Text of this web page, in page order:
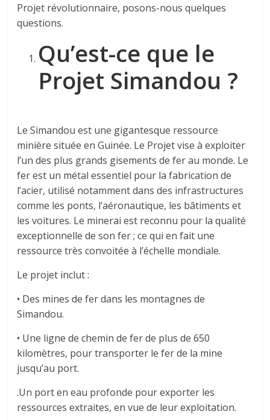
Projet révolutionnaire, posons-nous quelques
questions.
Qu’est-ce que le
Projet Simandou ?
Le Simandou est une gigantesque ressource
minière située en Guinée. Le Projet vise à exploiter
l’un des plus grands gisements de fer au monde. Le
fer est un métal essentiel pour la fabrication de
l’acier, utilisé notamment dans des infrastructures
comme les ponts, l’aéronautique, les bâtiments et
les voitures. Le minerai est reconnu pour la qualité
exceptionnelle de son fer ; ce qui en fait une
ressource très convoitée à l’échelle mondiale.
Le projet inclut :
​•​ Des mines de fer dans les montagnes de
Simandou.
​• ​Une ligne de chemin de fer de plus de 650
kilomètres, pour transporter le fer de la mine
jusqu’au port.
.​Un port en eau profonde pour exporter les
ressources extraites, en vue de leur exploitation.